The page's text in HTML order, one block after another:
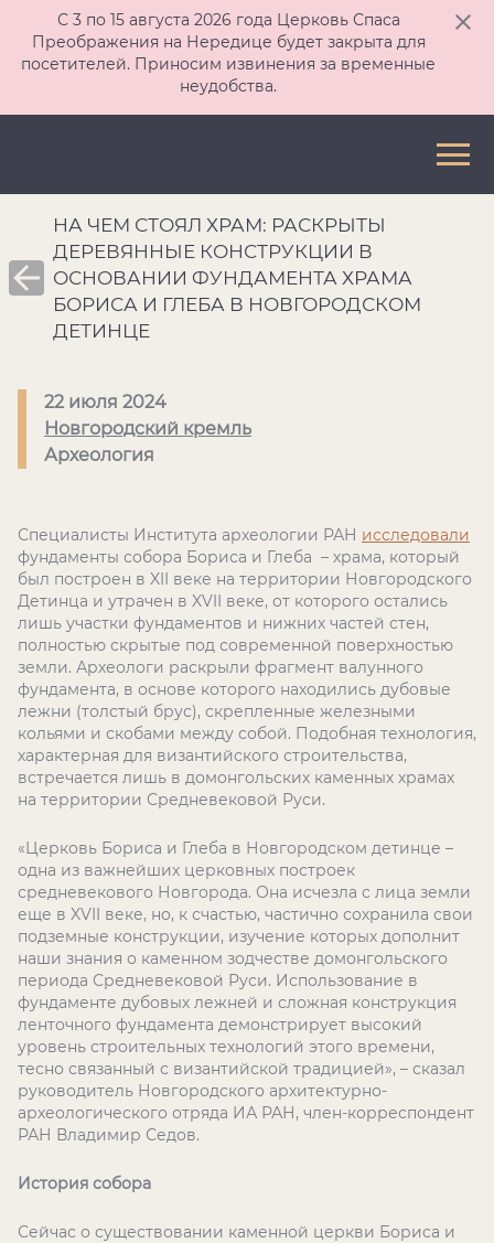
С 3 по 15 августа 2026 года Церковь Спаса
Преображения на Нередице будет закрыта для
посетителей. Приносим извинения за временные
неудобства.
НА ЧЕМ СТОЯЛ ХРАМ: РАСКРЫТЫ
ДЕРЕВЯННЫЕ КОНСТРУКЦИИ В
ОСНОВАНИИ ФУНДАМЕНТА ХРАМА
БОРИСА И ГЛЕБА В НОВГОРОДСКОМ
ДЕТИНЦЕ
22 июля 2024
Новгородский кремль
Археология
Специалисты Института археологии РАН исследовали
фундаменты собора Бориса и Глеба – храма, который
был построен в XII веке на территории Новгородского
Детинца и утрачен в XVII веке, от которого остались
лишь участки фундаментов и нижних частей стен,
полностью скрытые под современной поверхностью
земли. Археологи раскрыли фрагмент валунного
фундамента, в основе которого находились дубовые
лежни (толстый брус), скрепленные железными
кольями и скобами между собой. Подобная технология,
характерная для византийского строительства,
встречается лишь в домонгольских каменных храмах
на территории Средневековой Руси.
«Церковь Бориса и Глеба в Новгородском детинце –
одна из важнейших церковных построек
средневекового Новгорода. Она исчезла с лица земли
еще в XVII веке, но, к счастью, частично сохранила свои
подземные конструкции, изучение которых дополнит
наши знания о каменном зодчестве домонгольского
периода Средневековой Руси. Использование в
фундаменте дубовых лежней и сложная конструкция
ленточного фундамента демонстрирует высокий
уровень строительных технологий этого времени,
тесно связанный с византийской традицией», – сказал
руководитель Новгородского архитектурно-
археологического отряда ИА РАН, член-корреспондент
РАН Владимир Седов.
История собора
Сейчас о существовании каменной церкви Бориса и